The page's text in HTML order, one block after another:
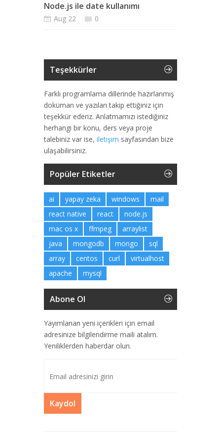
Node.js ile date kullanımı
Aug 22 0
Teşekkürler
Farklı programlama dillerinde hazırlanmış
doküman ve yazıları takip ettiğiniz için
teşekkür ederiz. Anlatmamızı istediğiniz
herhangi bir konu, ders veya proje
talebiniz var ise, iletişim sayfasından bize
ulaşabilirsiniz.
Popüler Etiketler
ai yapay zeka windows
mail
react native
react
node.js
mac os x
ffmpeg
arraylist
java
mongodb mongo
sql
array
centos curl
virtualhost
apache
mysql
Abone Ol
Yayımlanan yeni içerikleri için email
adresinize bilgilendirme maili atalım.
Yeniliklerden haberdar olun.
Kaydol